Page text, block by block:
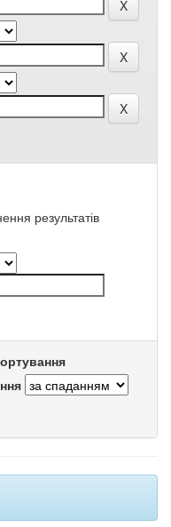
результатів